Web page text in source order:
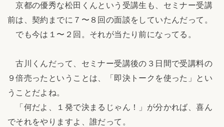
京都の優秀な松田くんという受講生も、セミナー受講
前は、契約までに７〜８回の面談をしていたんだって。
でも今は１〜２回。それが当たり前になってる。
古川くんだって、セミナー受講後の３日間で受講料の
９倍売ったということは、「即決トークを使った」とい
うことだよね。
「何だよ、１発で決まるじゃん！」が分かれば、喜ん
でそれをやりますよ、誰だって。